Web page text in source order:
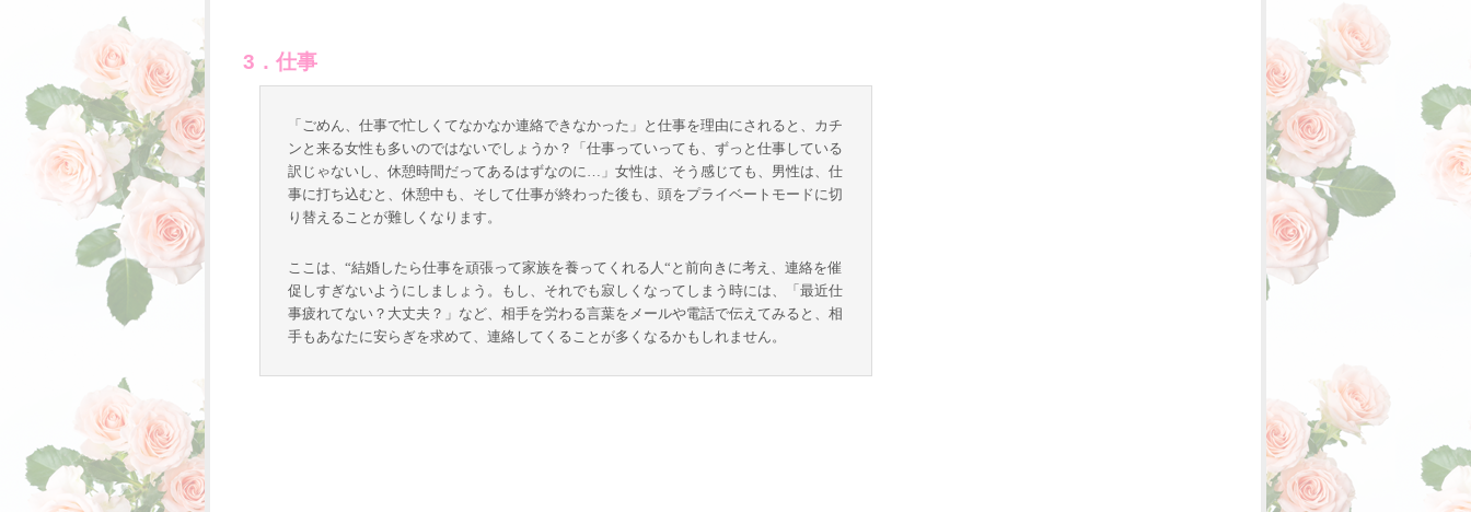
3．仕事
「ごめん、仕事で忙しくてなかなか連絡できなかった」と仕事を理由にされると、カチ
ンと来る女性も多いのではないでしょうか？「仕事っていっても、ずっと仕事している
訳じゃないし、休憩時間だってあるはずなのに…」女性は、そう感じても、男性は、仕
事に打ち込むと、休憩中も、そして仕事が終わった後も、頭をプライベートモードに切
り替えることが難しくなります。
ここは、“結婚したら仕事を頑張って家族を養ってくれる人“と前向きに考え、連絡を催
促しすぎないようにしましょう。もし、それでも寂しくなってしまう時には、「最近仕
事疲れてない？大丈夫？」など、相手を労わる言葉をメールや電話で伝えてみると、相
手もあなたに安らぎを求めて、連絡してくることが多くなるかもしれません。